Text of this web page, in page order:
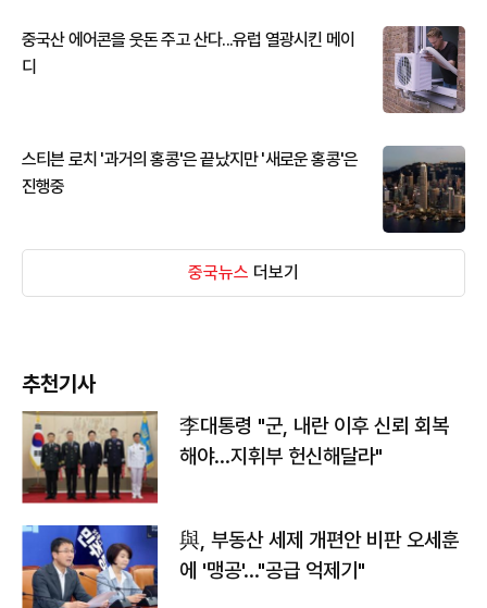
중국산 에어콘을 웃돈 주고 산다...유럽 열광시킨 메이
디
스티븐 로치 '과거의 홍콩'은 끝났지만 '새로운 홍콩'은
진행중
중국뉴스 더보기
추천기사
李대통령 "군, 내란 이후 신뢰 회복
해야…지휘부 헌신해달라"
與, 부동산 세제 개편안 비판 오세훈
에 '맹공'…"공급 억제기"